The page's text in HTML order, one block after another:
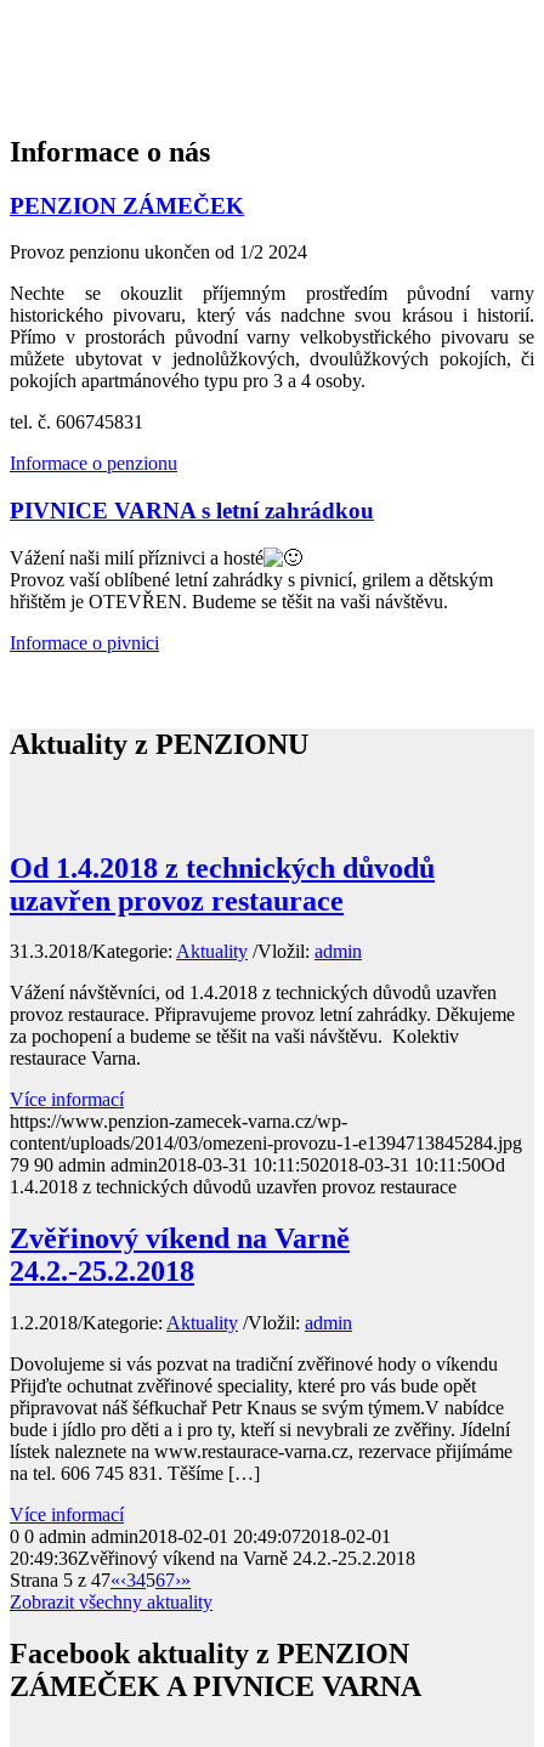
Informace o nás
PENZION ZÁMEČEK
Provoz penzionu ukončen od 1/2 2024
Nechte se okouzlit příjemným prostředím původní varny
historického pivovaru, který vás nadchne svou krásou i historií.
Přímo v prostorách původní varny velkobystřického pivovaru se
můžete ubytovat v jednolůžkových, dvoulůžkových pokojích, či
pokojích apartmánového typu pro 3 a 4 osoby.
tel. č. 606745831
Informace o penzionu
PIVNICE VARNA s letní zahrádkou
Vážení naši milí příznivci a hosté
Provoz vaší oblíbené letní zahrádky s pivnicí, grilem a dětským
hřištěm je OTEVŘEN. Budeme se těšit na vaši návštěvu.
Informace o pivnici
Aktuality z PENZIONU
Od 1.4.2018 z technických důvodů
uzavřen provoz restaurace
31.3.2018/Kategorie: Aktuality /Vložil: admin
Vážení návštěvníci, od 1.4.2018 z technických důvodů uzavřen
provoz restaurace. Připravujeme provoz letní zahrádky. Děkujeme
za pochopení a budeme se těšit na vaši návštěvu. Kolektiv
restaurace Varna.
Více informací
https://www.penzion-zamecek-varna.cz/wp-
content/uploads/2014/03/omezeni-provozu-1-e1394713845284.jpg
79 90 admin admin2018-03-31 10:11:502018-03-31 10:11:50Od
1.4.2018 z technických důvodů uzavřen provoz restaurace
Zvěřinový víkend na Varně
24.2.-25.2.2018
1.2.2018/Kategorie: Aktuality /Vložil: admin
Dovolujeme si vás pozvat na tradiční zvěřinové hody o víkendu
Přijďte ochutnat zvěřinové speciality, které pro vás bude opět
připravovat náš šéfkuchař Petr Knaus se svým týmem.V nabídce
bude i jídlo pro děti a i pro ty, kteří si nevybrali ze zvěřiny. Jídelní
lístek naleznete na www.restaurace-varna.cz, rezervace přijímáme
na tel. 606 745 831. Těšíme […]
Více informací
0 0 admin admin2018-02-01 20:49:072018-02-01
20:49:36Zvěřinový víkend na Varně 24.2.-25.2.2018
Strana 5 z 47«‹34567›»
Zobrazit všechny aktuality
Facebook aktuality z PENZION
ZÁMEČEK A PIVNICE VARNA